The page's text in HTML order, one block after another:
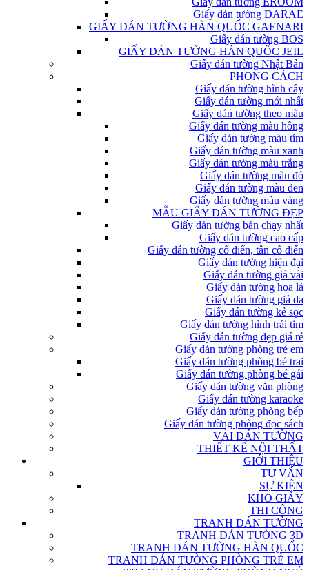
Giấy dán tường DARAE
GIẤY DÁN TƯỜNG HÀN QUỐC GAENARI
Giấy dán tường BOS
GIẤY DÁN TƯỜNG HÀN QUỐC JEIL
Giấy dán tường Nhật Bản
PHONG CÁCH
Giấy dán tường hình cây
Giấy dán tường mới nhất
Giấy dán tường theo màu
Giấy dán tường màu hồng
Giấy dán tường màu tím
Giấy dán tường màu xanh
Giấy dán tường màu trắng
Giấy dán tường màu đỏ
Giấy dán tường màu đen
Giấy dán tường màu vàng
MẪU GIẤY DÁN TƯỜNG ĐẸP
Giấy dán tường bán chạy nhất
Giấy dán tường cao cấp
Giấy dán tường cổ điển, tân cổ điển
Giấy dán tường hiện đại
Giấy dán tường giả vải
Giấy dán tường hoa lá
Giấy dán tường giả da
Giấy dán tường kẻ sọc
Giấy dán tường hình trái tim
Giấy dán tường đẹp giá rẻ
Giấy dán tường phòng trẻ em
Giấy dán tường phòng bé trai
Giấy dán tường phòng bé gái
Giấy dán tường văn phòng
Giấy dán tường karaoke
Giấy dán tường phòng bếp
Giấy dán tường phòng đọc sách
VẢI DÁN TƯỜNG
THIẾT KẾ NỘI THẤT
GIỚI THIỆU
TƯ VẤN
SỰ KIỆN
KHO GIẤY
THI CÔNG
TRANH DÁN TƯỜNG
TRANH DÁN TƯỜNG 3D
TRANH DÁN TƯỜNG HÀN QUỐC
TRANH DÁN TƯỜNG PHÒNG TRẺ EM